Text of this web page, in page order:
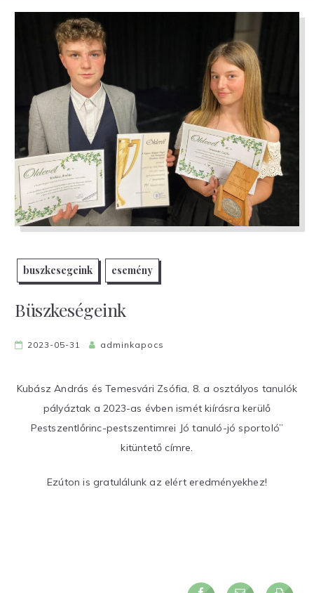
buszkesegeink esemény
Büszkeségeink
2023-05-31 adminkapocs
Kubász András és Temesvári Zsófia, 8. a osztályos tanulók
pályáztak a 2023-as évben ismét kiírásra kerülő
Pestszentlőrinc-pestszentimrei Jó tanuló-jó sportoló”
kitüntető címre.
Ezúton is gratulálunk az elért eredményekhez!